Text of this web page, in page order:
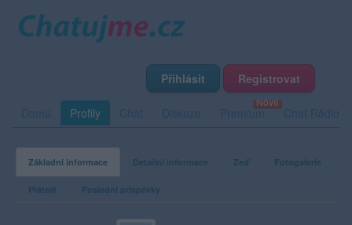
Přihlásit Registrovat
Profily Premium
Základní informace Detailní informace Zeď Fotogalerie
Přátelé Poslední příspěvky